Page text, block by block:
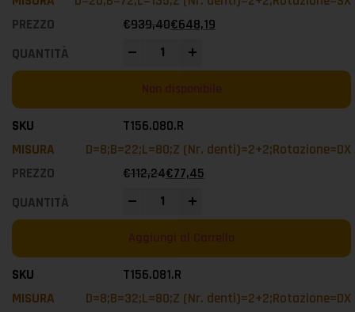
€939,40€648,19
Non disponibile
T156.080.R
D=8;B=22;L=80;Z (Nr. denti)=2+2;Rotazione=DX
€112,24€77,45
Aggiungi al Carrello
T156.081.R
D=8;B=32;L=80;Z (Nr. denti)=2+2;Rotazione=DX